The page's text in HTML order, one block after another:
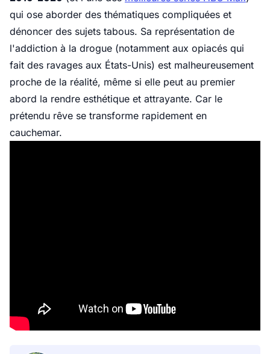
qui ose aborder des thématiques compliquées et
dénoncer des sujets tabous. Sa représentation de
l'addiction à la drogue (notamment aux opiacés qui
fait des ravages aux États-Unis) est malheureusement
proche de la réalité, même si elle peut au premier
abord la rendre esthétique et attrayante. Car le
prétendu rêve se transforme rapidement en
cauchemar.